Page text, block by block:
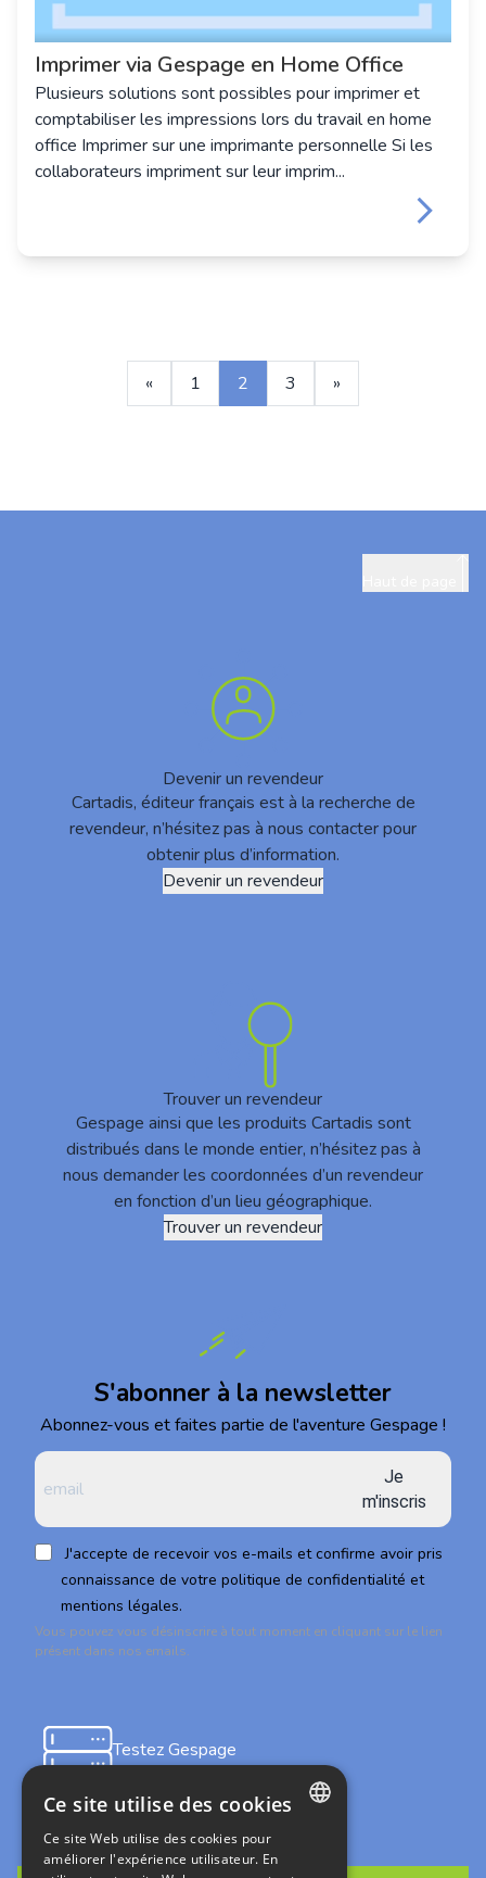
Imprimer via Gespage en Home Office
Plusieurs solutions sont possibles pour imprimer et
comptabiliser les impressions lors du travail en home
office Imprimer sur une imprimante personnelle Si les
collaborateurs impriment sur leur imprim...
keyboard_arrow_right
« 1 2 3 »
Devenir un revendeur
Cartadis, éditeur français est à la recherche de
revendeur, n’hésitez pas à nous contacter pour
obtenir plus d’information.
Devenir un revendeur
Trouver un revendeur
Gespage ainsi que les produits Cartadis sont
distribués dans le monde entier, n’hésitez pas à
nous demander les coordonnées d’un revendeur
en fonction d’un lieu géographique.
Trouver un revendeur
S'abonner à la newsletter
Abonnez-vous et faites partie de l'aventure Gespage !
Je
m'inscris
J'accepte de recevoir vos e-mails et confirme avoir pris
connaissance de votre politique de confidentialité et
mentions légales.
Vous pouvez vous désinscrire à tout moment en cliquant sur le lien
présent dans nos emails.
Testez Gespage
FRENCH
Ce site utilise des cookies
Ce site Web utilise des cookies pour
améliorer l'expérience utilisateur. En